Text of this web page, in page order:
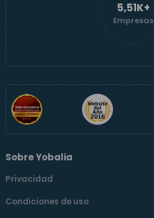
5,52K+
Empresas
Sobre Yobalia
Privacidad
Condiciones de uso